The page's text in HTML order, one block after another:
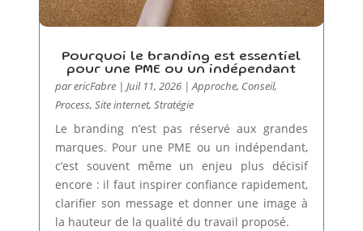
Pourquoi le branding est essentiel
pour une PME ou un indépendant
parericFabre| Juil 11, 2026|Approche, Conseil,
Process, Site internet, Stratégie
Le branding n’est pas réservé aux grandes
marques. Pour une PME ou un indépendant,
c’est souvent même un enjeu plus décisif
encore : il faut inspirer confiance rapidement,
clarifier son message et donner une image à
la hauteur de la qualité du travail proposé.